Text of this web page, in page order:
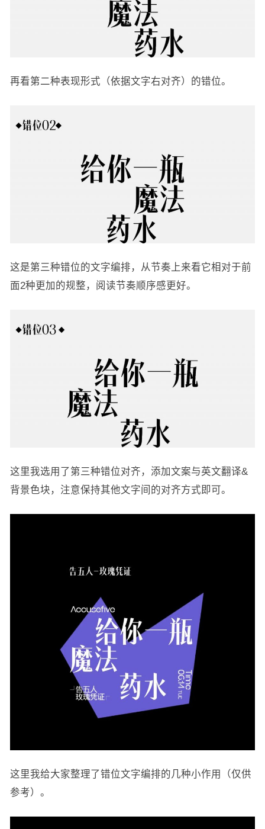
再看第二种表现形式（依据文字右对齐）的错位。
这是第三种错位的文字编排，从节奏上来看它相对于前
面2种更加的规整，阅读节奏顺序感更好。
这里我选用了第三种错位对齐，添加文案与英文翻译&
背景色块，注意保持其他文字间的对齐方式即可。
这里我给大家整理了错位文字编排的几种小作用（仅供
参考）。